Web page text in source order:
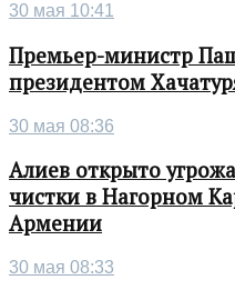
30 мая 10:41
Премьер-министр
президентом
30 мая 08:36
Алиев открыто
чистки в Нагорном
Армении
30 мая 08:33